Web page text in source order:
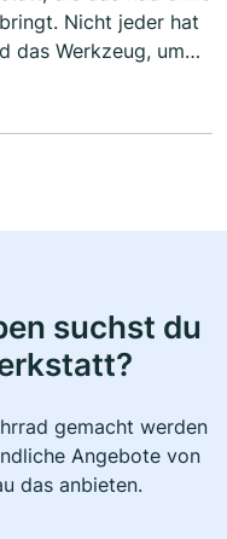
Nicht jeder hat
das Werkzeug, um
diesem exzellentem
empfehlen.
suchst du
gemacht werden
Angebote von
das anbieten.